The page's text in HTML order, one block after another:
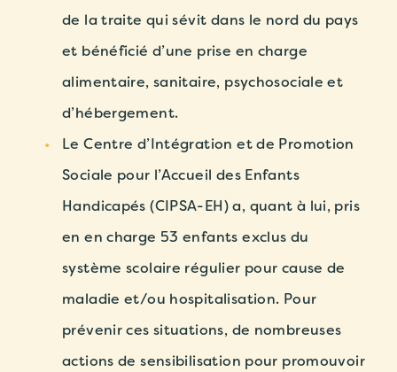
de la traite qui sévit dans le nord du pays
et bénéficié d’une prise en charge
alimentaire, sanitaire, psychosociale et
d’hébergement.
Le Centre d’Intégration et de Promotion
Sociale pour l’Accueil des Enfants
Handicapés (CIPSA-EH) a, quant à lui, pris
en en charge 53 enfants exclus du
système scolaire régulier pour cause de
maladie et/ou hospitalisation. Pour
prévenir ces situations, de nombreuses
actions de sensibilisation pour promouvoir